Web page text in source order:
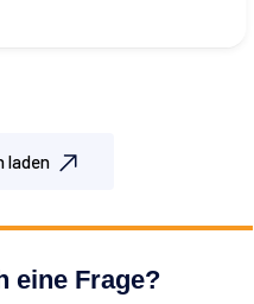
laden
eine Frage?